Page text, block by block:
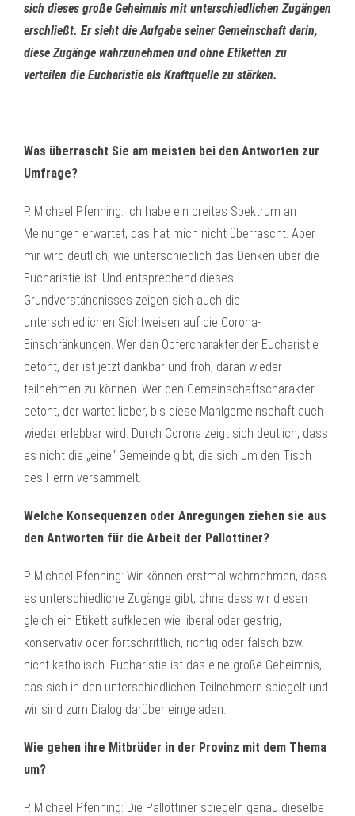
sich dieses große Geheimnis mit unterschiedlichen Zugängen
erschließt. Er sieht die Aufgabe seiner Gemeinschaft darin,
diese Zugänge wahrzunehmen und ohne Etiketten zu
verteilen die Eucharistie als Kraftquelle zu stärken.
Was überrascht Sie am meisten bei den Antworten zur
Umfrage?
P. Michael Pfenning: Ich habe ein breites Spektrum an
Meinungen erwartet, das hat mich nicht überrascht. Aber
mir wird deutlich, wie unterschiedlich das Denken über die
Eucharistie ist. Und entsprechend dieses
Grundverständnisses zeigen sich auch die
unterschiedlichen Sichtweisen auf die Corona-
Einschränkungen. Wer den Opfercharakter der Eucharistie
betont, der ist jetzt dankbar und froh, daran wieder
teilnehmen zu können. Wer den Gemeinschaftscharakter
betont, der wartet lieber, bis diese Mahlgemeinschaft auch
wieder erlebbar wird. Durch Corona zeigt sich deutlich, dass
es nicht die „eine“ Gemeinde gibt, die sich um den Tisch
des Herrn versammelt.
Welche Konsequenzen oder Anregungen ziehen sie aus
den Antworten für die Arbeit der Pallottiner?
P. Michael Pfenning: Wir können erstmal wahrnehmen, dass
es unterschiedliche Zugänge gibt, ohne dass wir diesen
gleich ein Etikett aufkleben wie liberal oder gestrig,
konservativ oder fortschrittlich, richtig oder falsch bzw.
nicht-katholisch. Eucharistie ist das eine große Geheimnis,
das sich in den unterschiedlichen Teilnehmern spiegelt und
wir sind zum Dialog darüber eingeladen.
Wie gehen ihre Mitbrüder in der Provinz mit dem Thema
um?
P. Michael Pfenning: Die Pallottiner spiegeln genau dieselbe